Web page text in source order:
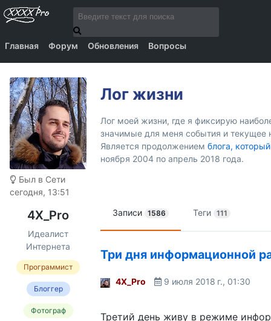
Главная Форум Обновления Вопросы
Был в Сети
сегодня, 13:51
4X_Pro
Идеалист
Интернета
Программист
Блоггер
Фотограф
Лог жизни
Лог моей жизни, где я фиксирую
значимые для меня события и текущее
Является продолжением блога,
ноября 2004 по апрель 2018 года.
Записи 1586 Теги 111
Три дня информационной
4X_Pro 9 июля 2018 г., 01:30
Третий день живу в режиме